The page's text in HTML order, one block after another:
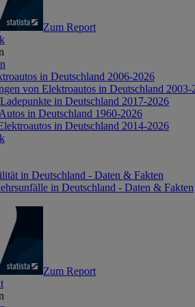
Zum Report
in Deutschland 2006-2026
von Elektroautos in Deutschland 2003-
in Deutschland 2017-2026
in Deutschland 1960-2026
in Deutschland 2014-2026
in Deutschland - Daten & Fakten
in Deutschland - Daten & Fakten
Zum Report